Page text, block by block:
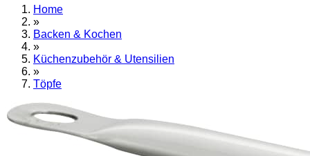
Home
»
Backen & Kochen
»
Küchenzubehör & Utensilien
»
Töpfe